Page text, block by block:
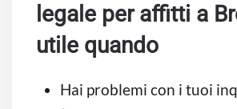
legale per affitti a
utile quando
Hai problemi con i tuoi